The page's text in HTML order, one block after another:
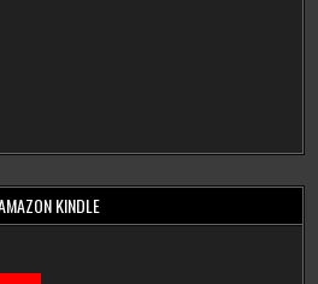
KINDLE